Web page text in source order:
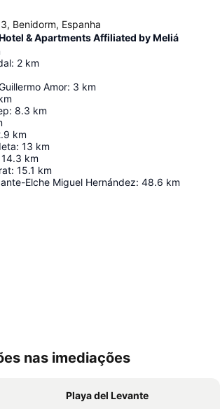
Benidorm, Espanha
& Apartments Affiliated by Meliá
: 2 km
Amor: 3 km
: 8.3 km
km
: 13 km
14.3 km
: 15.1 km
Elche Miguel Hernández: 48.6 km
nas imediações
Playa del Levante